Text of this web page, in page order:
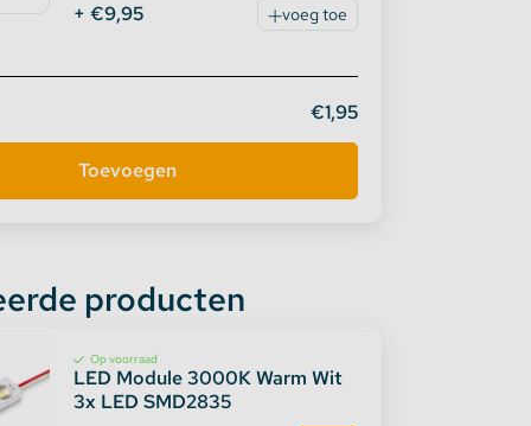
+ €9,95 voeg toe
€1,95
producten
Op voorraad
LED Module 3000K Warm Wit
3x LED SMD2835